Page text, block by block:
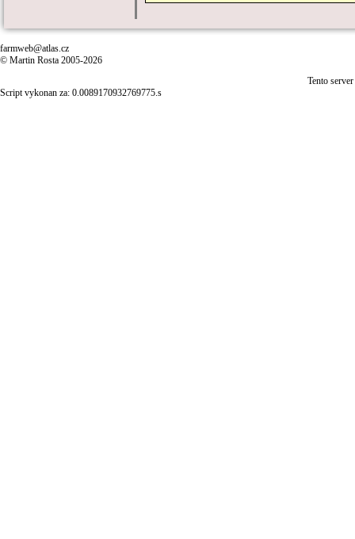
farmweb@atlas.cz
© Martin Rosta 2005-2026
Tento
Script vykonan za: 0.0089170932769775.s